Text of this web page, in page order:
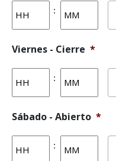
:
Viernes - Cierre *
:
Sábado - Abierto *
: